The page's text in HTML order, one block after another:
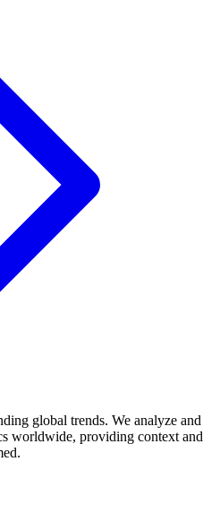
global trends. We analyze and
worldwide, providing context and